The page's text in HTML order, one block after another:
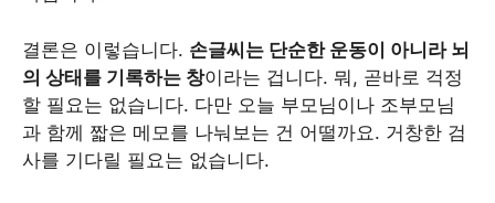
결론은 이렇습니다. 손글씨는 단순한 운동이 아니라 뇌
의 상태를 기록하는 창이라는 겁니다. 뭐, 곧바로 걱정
할 필요는 없습니다. 다만 오늘 부모님이나 조부모님
과 함께 짧은 메모를 나눠보는 건 어떨까요. 거창한 검
사를 기다릴 필요는 없습니다.